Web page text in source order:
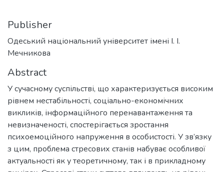
Publisher
Одеський національний університет імені І. І.
Мечникова
Abstract
У сучасному суспільстві, що характеризується високим
рівнем нестабільності, соціально-економічних
викликів, інформаційного перенавантаження та
невизначеності, спостерігається зростання
психоемоційного напруження в особистості. У зв’язку
з цим, проблема стресових станів набуває особливої
актуальності як у теоретичному, так і в прикладному